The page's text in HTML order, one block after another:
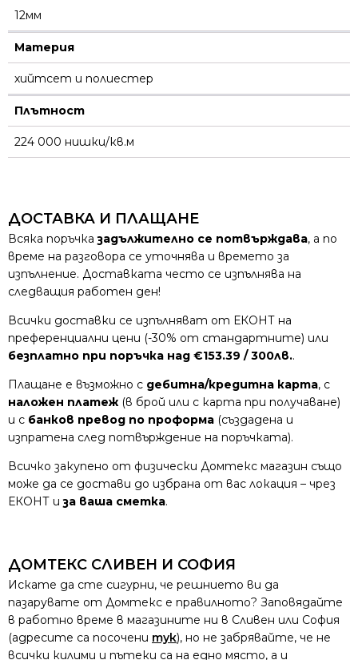
12мм
Материя
хийтсет и полиестeр
Плътност
224 000 нишки/кв.м
ДОСТАВКА И ПЛАЩАНЕ
Всяка поръчказадължително се потвърждава, а по
време на разговора се уточнява и времето за
изпълнение. Доставката често се изпълнява на
следващия работен ден!
Всички доставки се изпълняват от ЕКОНТ на
преференциални цени (-30% от стандартните) или
безплатно при поръчка над €153.39 / 300лв..
Плащане е възможно с дебитна/кредитна карта, с
наложен платеж (в брой или с карта при получаване)
и с банков превод по проформа (създадена и
изпратена след потвърждение на поръчката).
Всичко закупено от физически Домтекс магазин също
може да се достави до избрана от вас локация – чрез
ЕКОНТ иза ваша сметка.
ДОМТЕКС СЛИВЕН И СОФИЯ
Искате да сте сигурни, че решнието ви да
пазарувате от Домтекс е правилното? Заповядайте
в работно време в магазините ни в Сливен или София
(адресите са посочени тук), но не забрявайте, че не
всички килими и пътеки са на едно място, а и